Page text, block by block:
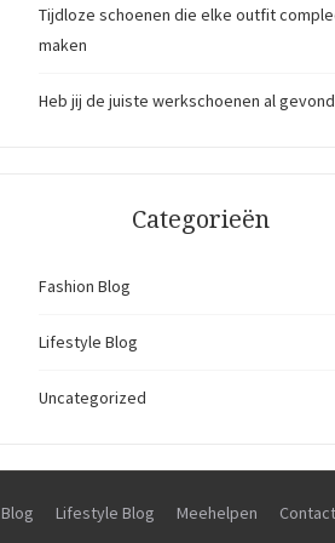
Tijdloze schoenen die elke outfit
maken
Heb jij de juiste werkschoenen al
Categorieën
Fashion Blog
Lifestyle Blog
Uncategorized
Lifestyle Blog Meehelpen Contact